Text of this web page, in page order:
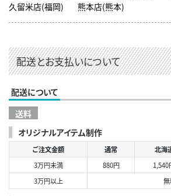
久留米店(福岡)
熊本店(熊本)
配送とお支払いについて
配送について
送料
オリジナルアイテム制作
ご注文金額 通常 北海
3万円未満
880円 1,540
3万円以上